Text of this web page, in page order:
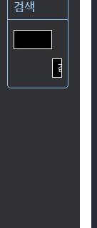
검색